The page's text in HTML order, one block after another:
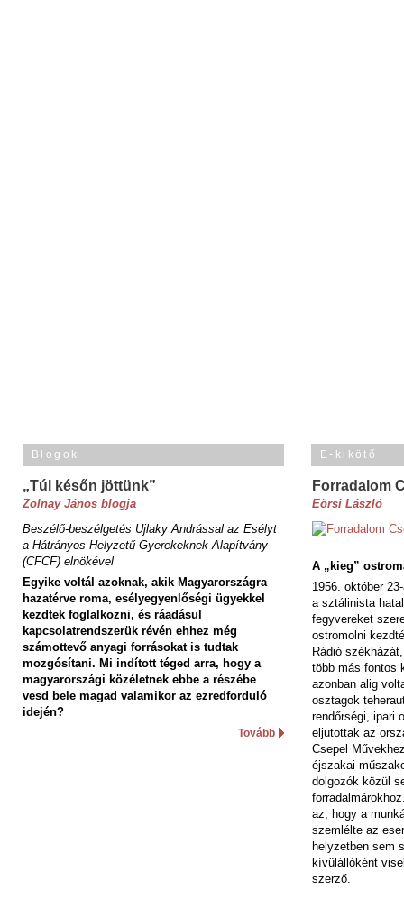
Blogok
„Túl későn jöttünk”
Zolnay János blogja
Beszélő-beszélgetés Ujlaky Andrással az Esélyt
a Hátrányos Helyzetű Gyerekeknek Alapítvány
(CFCF) elnökével
Egyike voltál azoknak, akik Magyarországra
hazatérve roma, esélyegyenlőségi ügyekkel
kezdtek foglalkozni, és ráadásul
kapcsolatrendszerük révén ehhez még
számottevő anyagi forrásokat is tudtak
mozgósítani. Mi indított téged arra, hogy a
magyarországi közéletnek ebbe a részébe
vesd bele magad valamikor az ezredforduló
idején?
Tovább
E-kikötő
Forradalom
Eörsi László
A „kieg”
1956. október
a sztálinista
fegyvereket
ostromolni
Rádió
több más fontos
azonban alig
osztagok
rendőrségi, ipari
eljutottak az
Csepel
éjszakai
dolgozók közül
az, hogy a
szemlélte az
helyzetben sem
kívülállóként
szerző.